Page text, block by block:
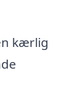
kærlig